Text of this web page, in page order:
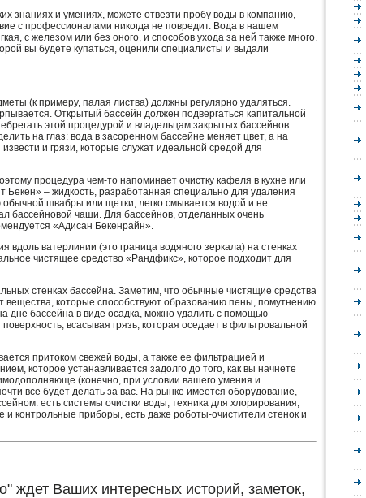
знаниях и умениях, можете отвезти пробу воды в компанию,
с профессионалами никогда не повредит. Вода в нашем
с железом или без оного, и способов ухода за ней также много.
вы будете купаться, оценили специалисты и выдали
(к примеру, палая листва) должны регулярно удаляться.
Открытый бассейн должен подвергаться капитальной
этой процедурой и владельцам закрытых бассейнов.
на глаз: вода в засоренном бассейне меняет цвет, а на
и грязи, которые служат идеальной средой для
процедура чем-то напоминает очистку кафеля в кухне или
Бекен» – жидкость, разработанная специально для удаления
швабры или щетки, легко смывается водой и не
бассейновой чаши. Для бассейнов, отделанных очень
«Адисан Бекенрайн».
ватерлинии (это граница водяного зеркала) на стенках
чистящее средство «Рандфикс», которое подходит для
стенках бассейна. Заметим, что обычные чистящие средства
вещества, которые способствуют образованию пены, помутнению
дне бассейна в виде осадка, можно удалить с помощью
всасывая грязь, которая оседает в фильтровальной
притоком свежей воды, а также ее фильтрацией и
которое устанавливается задолго до того, как вы начнете
(конечно, при условии вашего умения и
все будет делать за вас. На рынке имеется оборудование,
есть системы очистки воды, техника для хлорирования,
контрольные приборы, есть даже роботы-очистители стенок и
ждет Ваших интересных историй, заметок,